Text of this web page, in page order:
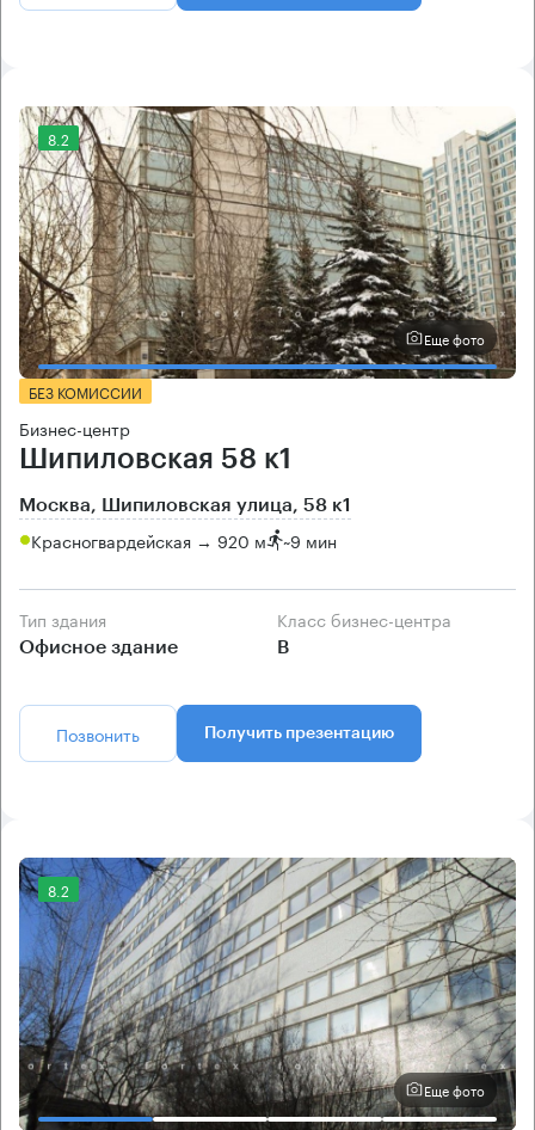
8.2
Еще фото
БЕЗ КОМИССИИ
Бизнес-центр
Шипиловская 58 к1
Москва, Шипиловская улица, 58 к1
Красногвардейская → 920 м ~9 мин
Тип здания
Офисное здание
Класс бизнес-центра
B
Позвонить Получить презентацию
8.2
Еще фото